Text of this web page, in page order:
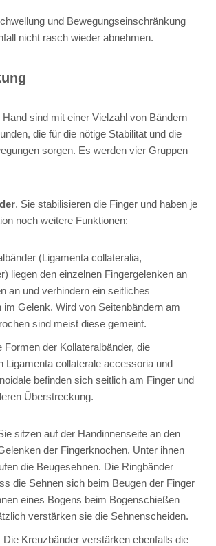
und Bewegungseinschränkung
nicht rasch wieder abnehmen.
sind mit einer Vielzahl von Bändern
die für die nötige Stabilität und die
sorgen. Es werden vier Gruppen
. Sie stabilisieren die Finger und haben je
noch weitere Funktionen:
(Ligamenta collateralia,
liegen den einzelnen Fingergelenken an
an und verhindern ein seitliches
im Gelenk. Wird von Seitenbändern am
sind meist diese gemeint.
Formen der Kollateralbänder, die
Ligamenta collaterale accessoria und
befinden sich seitlich am Finger und
Überstreckung.
sitzen auf der Handinnenseite an den
der Fingerknochen. Unter ihnen
die Beugesehnen. Die Ringbänder
die Sehnen sich beim Beugen der Finger
eines Bogens beim Bogenschießen
verstärken sie die Sehnenscheiden.
Die Kreuzbänder verstärken ebenfalls die